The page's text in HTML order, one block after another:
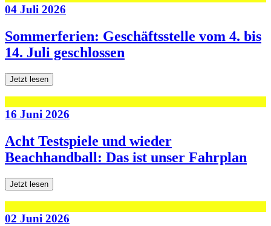
04 Juli 2026
Sommerferien: Geschäftsstelle vom 4. bis
14. Juli geschlossen
Jetzt lesen
16 Juni 2026
Acht Testspiele und wieder
Beachhandball: Das ist unser Fahrplan
Jetzt lesen
02 Juni 2026